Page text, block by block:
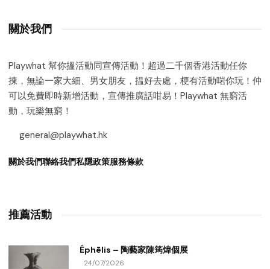
關於我們
Playwhat 幫你搵活動同宣傳活動！超過二千個香港活動任你
揀，無論一家大細、男女朋友，揾好去處，梗有活動啱你玩！仲
可以免費即時新增活動，宣傳推廣話咁易！Playwhat 無窮活
動，玩樂無窮！
general@playwhat.hk
關於我們聯絡我們私隱政策服務條款
推薦活動
Éphēlis – 陶藝家陳筠煒個展
24/07/2026